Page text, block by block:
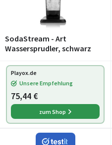
SodaStream - Art
Wassersprudler, schwarz
Playox.de
Unsere Empfehlung
75,44 €
zum Shop